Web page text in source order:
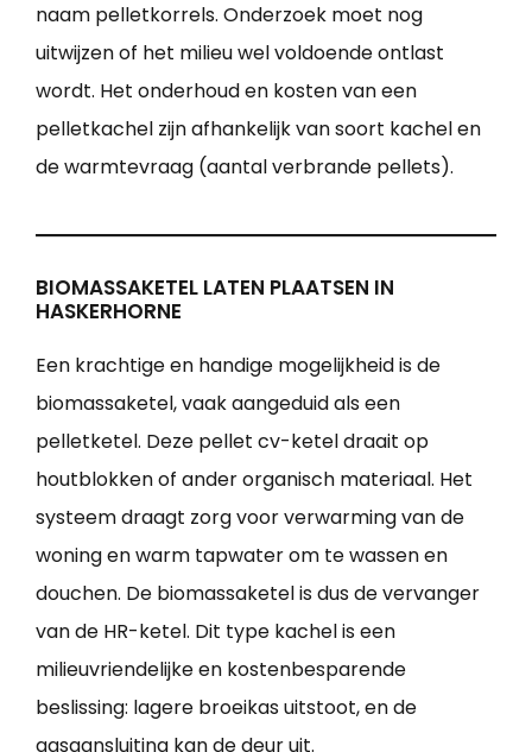
naam pelletkorrels. Onderzoek moet nog
uitwijzen of het milieu wel voldoende ontlast
wordt. Het onderhoud en kosten van een
pelletkachel zijn afhankelijk van soort kachel en
de warmtevraag (aantal verbrande pellets).
BIOMASSAKETEL LATEN PLAATSEN IN
HASKERHORNE
Een krachtige en handige mogelijkheid is de
biomassaketel, vaak aangeduid als een
pelletketel. Deze pellet cv-ketel draait op
houtblokken of ander organisch materiaal. Het
systeem draagt zorg voor verwarming van de
woning en warm tapwater om te wassen en
douchen. De biomassaketel is dus de vervanger
van de HR-ketel. Dit type kachel is een
milieuvriendelijke en kostenbesparende
beslissing: lagere broeikas uitstoot, en de
gasaansluiting kan de deur uit.